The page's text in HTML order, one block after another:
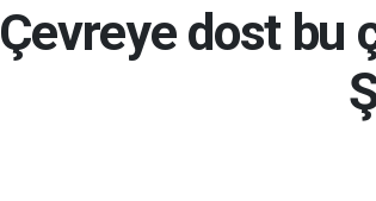
Çevreye dost bu